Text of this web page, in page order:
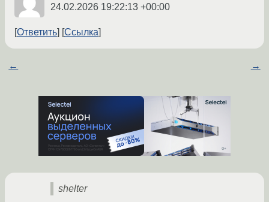
24.02.2026 19:22:13 +00:00
Ответить Ссылка
← →
shelter